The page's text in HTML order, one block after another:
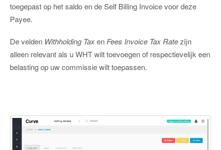
toegepast op het saldo en de Self Billing Invoice voor deze
Payee.
De velden Withholding Taxen Fees Invoice Tax Ratezijn
alleen relevant als u WHT wilt toevoegen of respectievelijk een
belasting op uw commissie wilt toepassen.